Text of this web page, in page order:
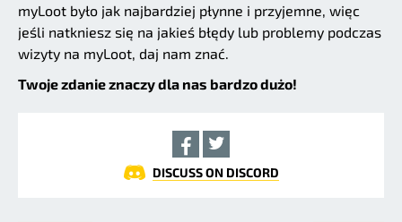
myLoot było jak najbardziej płynne i przyjemne, więc
jeśli natkniesz się na jakieś błędy lub problemy podczas
wizyty na myLoot, daj nam znać.
Twoje zdanie znaczy dla nas bardzo dużo!
DISCUSS ON DISCORD